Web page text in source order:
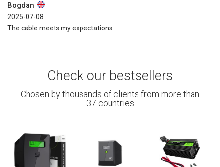
Bogdan
2025-07-08
The cable meets my expectations
Check our bestsellers
Chosen by thousands of clients from more than
37 countries